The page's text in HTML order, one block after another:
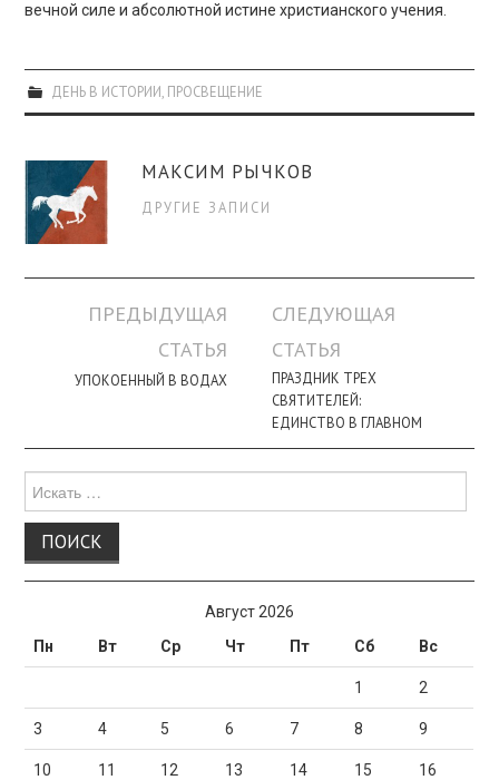
вечной силе и абсолютной истине христианского учения.
ДЕНЬ В ИСТОРИИ ПРОСВЕЩЕНИЕ
МАКСИМ РЫЧКОВ
ДРУГИЕ ЗАПИСИ
Навигация
записи
ПРЕДЫДУЩАЯ
СТАТЬЯ
УПОКОЕННЫЙ В ВОДАХ
СЛЕДУЮЩАЯ
СТАТЬЯ
ПРАЗДНИК ТРЕХ
СВЯТИТЕЛЕЙ:
ЕДИНСТВО В ГЛАВНОМ
для:
Август 2026
Пн
Вт Ср Чт Пт Сб Вс
1 2
3 4 5 6 7 8 9
10 11 12 13 14 15 16